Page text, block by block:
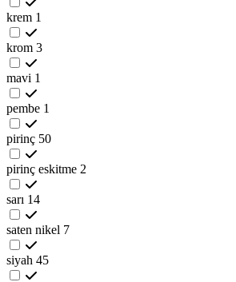
krem 1
krom 3
mavi 1
pembe 1
pirinç 50
pirinç eskitme 2
sarı 14
saten nikel 7
siyah 45